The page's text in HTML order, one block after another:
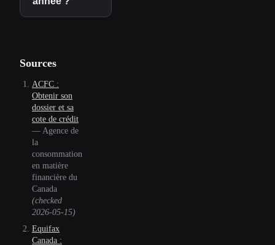
Sources
ACFC :
Obtenir son
dossier et sa
cote de crédit
— Agence de
la
consommation
en matière
financière du
Canada
(checked
2026-05-15)
Equifax
Canada :